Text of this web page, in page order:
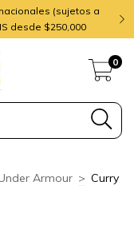
(sujetos a
desde $250,000
0
Armour > Curry